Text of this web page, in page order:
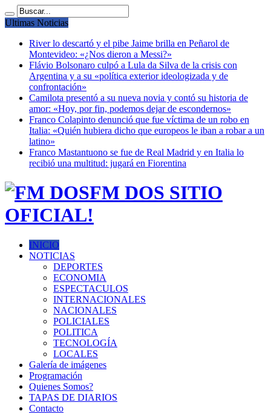
Ultimas Noticias
River lo descartó y el pibe Jaime brilla en Peñarol de
Montevideo: «¿Nos dieron a Messi?»
Flávio Bolsonaro culpó a Lula da Silva de la crisis con
Argentina y a su «política exterior ideologizada y de
confrontación»
Camilota presentó a su nueva novia y contó su historia de
amor: «Hoy, por fin, podemos dejar de escondernos»
Franco Colapinto denunció que fue víctima de un robo en
Italia: «Quién hubiera dicho que europeos le iban a robar a un
latino»
Franco Mastantuono se fue de Real Madrid y en Italia lo
recibió una multitud: jugará en Fiorentina
FM DOS SITIO
OFICIAL!
INICIO
NOTICIAS
DEPORTES
ECONOMIA
ESPECTACULOS
INTERNACIONALES
NACIONALES
POLICIALES
POLITICA
TECNOLOGÍA
LOCALES
Galería de imágenes
Programación
Quienes Somos?
TAPAS DE DIARIOS
Contacto